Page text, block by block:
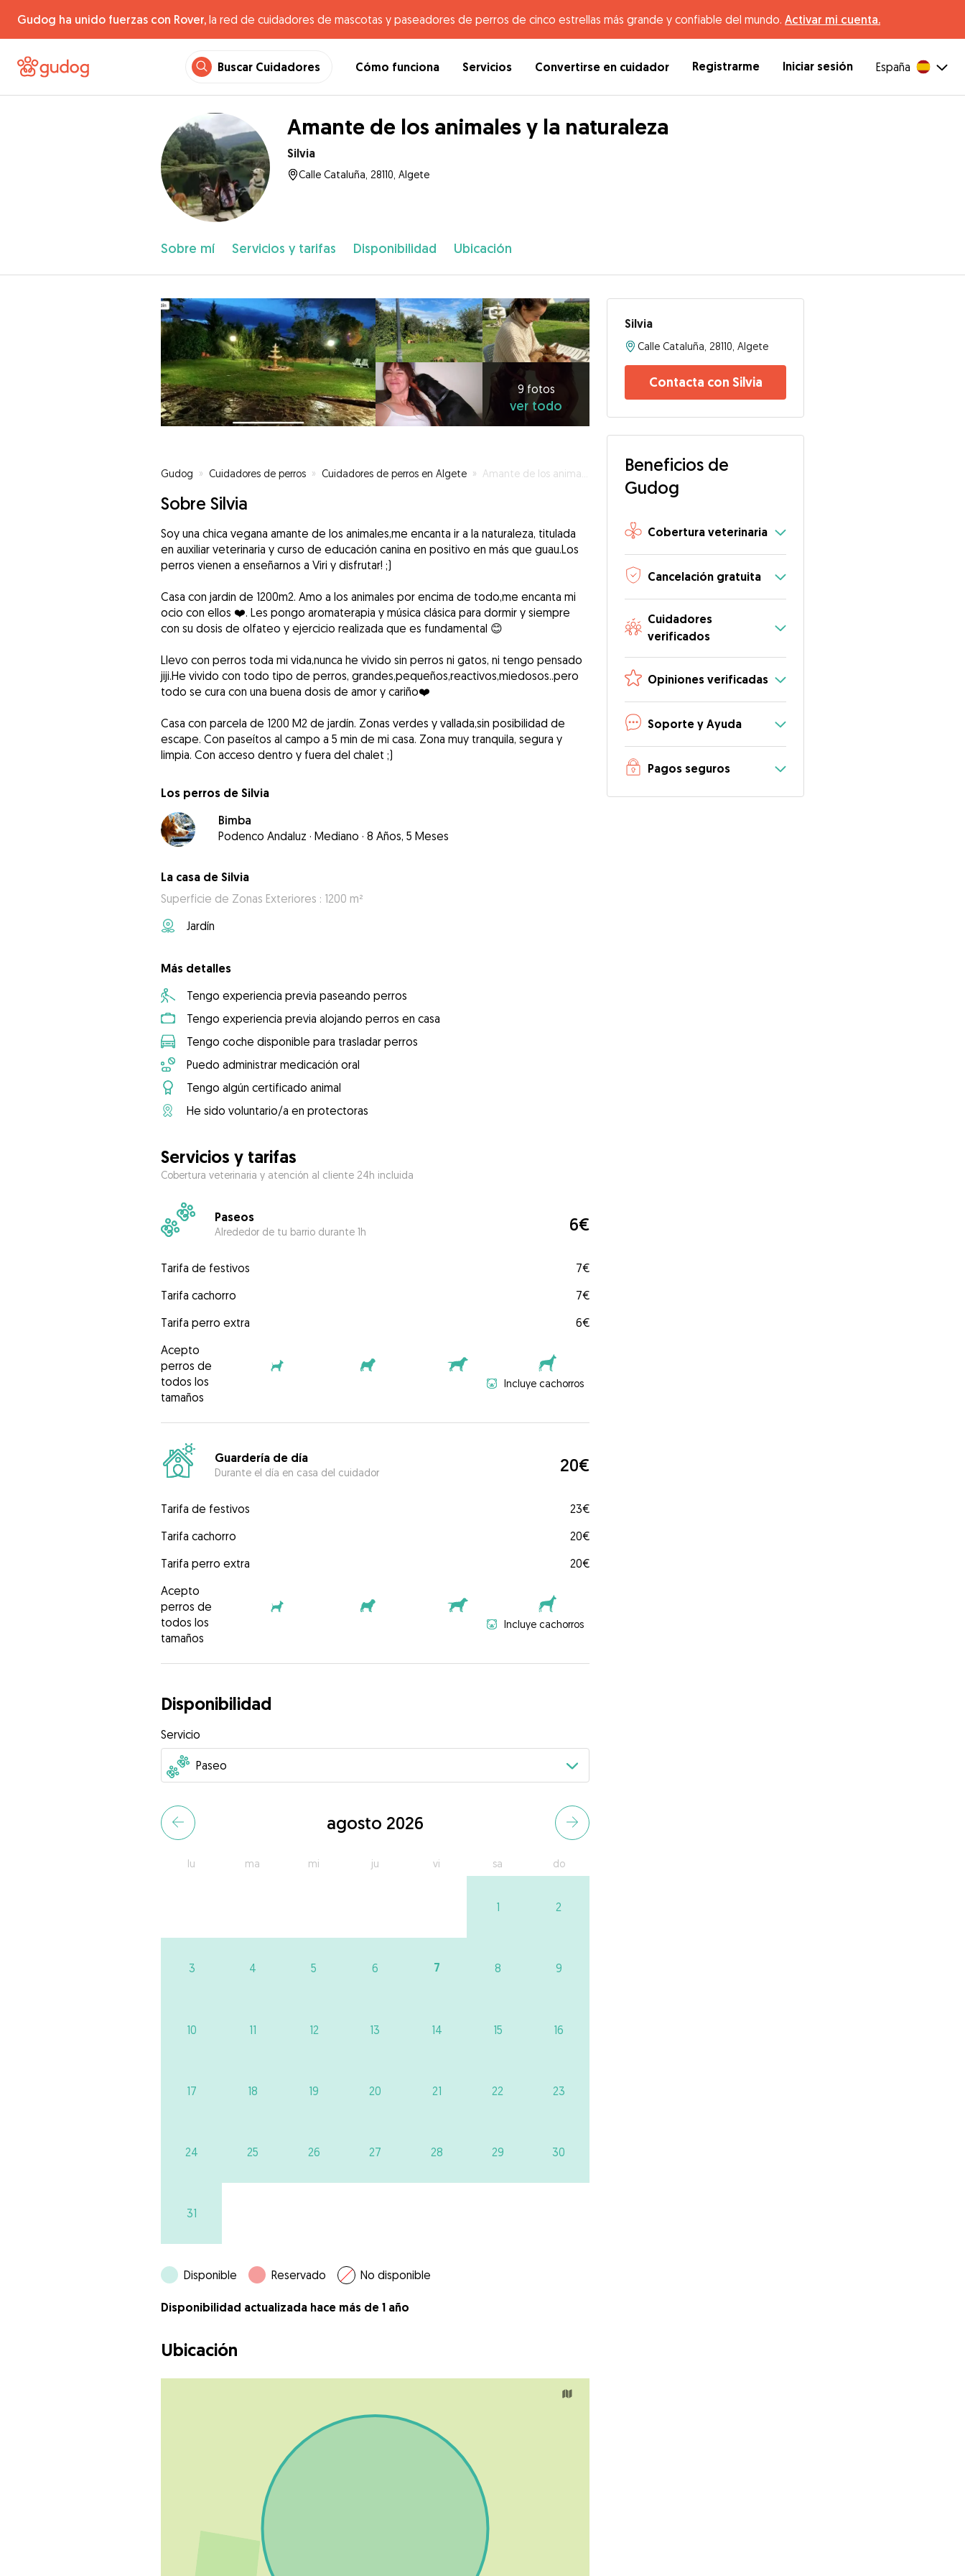
Gudog ha unido fuerzas con Rover, la red de cuidadores de mascotas y paseadores de perros de cinco estrellas más grande y confiable del mundo. Activar mi cuenta.
Buscar Cuidadores Cómo funciona Servicios Convertirse en cuidador Registrarme Iniciar sesión España
Amante de los animales y la naturaleza
Silvia
Calle Cataluña, 28110, Algete
Sobre mí Servicios y tarifas Disponibilidad Ubicación
9 fotos
ver todo
Gudog » Cuidadores de perros » Cuidadores de perros en Algete » Amante de los animales y la naturaleza
Sobre Silvia
Soy una chica vegana amante de los animales,me encanta ir a la naturaleza, titulada
en auxiliar veterinaria y curso de educación canina en positivo en más que guau.Los
perros vienen a enseñarnos a Viri y disfrutar! ;)
Casa con jardin de 1200m2. Amo a los animales por encima de todo,me encanta mi
ocio con ellos ❤️. Les pongo aromaterapia y música clásica para dormir y siempre
con su dosis de olfateo y ejercicio realizada que es fundamental 😊
Llevo con perros toda mi vida,nunca he vivido sin perros ni gatos, ni tengo pensado
jiji.He vivido con todo tipo de perros, grandes,pequeños,reactivos,miedosos..pero
todo se cura con una buena dosis de amor y cariño❤️
Casa con parcela de 1200 M2 de jardín. Zonas verdes y vallada,sin posibilidad de
escape. Con paseítos al campo a 5 min de mi casa. Zona muy tranquila, segura y
limpia. Con acceso dentro y fuera del chalet ;)
Los perros de Silvia
Bimba
Podenco Andaluz · Mediano · 8 Años, 5 Meses
La casa de Silvia
Superficie de Zonas Exteriores : 1200 m²
Jardín
Más detalles
Tengo experiencia previa paseando perros
Tengo experiencia previa alojando perros en casa
Tengo coche disponible para trasladar perros
Puedo administrar medicación oral
Tengo algún certificado animal
He sido voluntario/a en protectoras
Servicios y tarifas
Cobertura veterinaria y atención al cliente 24h incluida
Paseos
Alrededor de tu barrio durante 1h 6€
Tarifa de festivos
7€
Tarifa cachorro
7€
Tarifa perro extra
6€
Acepto
perros de
todos los
tamaños
Incluye cachorros
Guardería de día
Durante el día en casa del cuidador 20€
Tarifa de festivos
23€
Tarifa cachorro
20€
Tarifa perro extra
20€
Acepto
perros de
todos los
tamaños
Incluye cachorros
Disponibilidad
Servicio
agosto 2026
lu ma mi ju vi sa do
1 2
3 4 5 6 7 8 9
10 11 12 13 14 15 16
17 18 19 20 21 22 23
24 25 26 27 28 29 30
31
Disponible Reservado No disponible
Disponibilidad actualizada hace más de 1 año
Ubicación
Silvia
Calle Cataluña, 28110, Algete
Contacta con Silvia
Beneficios de
Gudog
Cobertura veterinaria
Cancelación gratuita
Cuidadores
verificados
Opiniones verificadas
Soporte y Ayuda
Pagos seguros